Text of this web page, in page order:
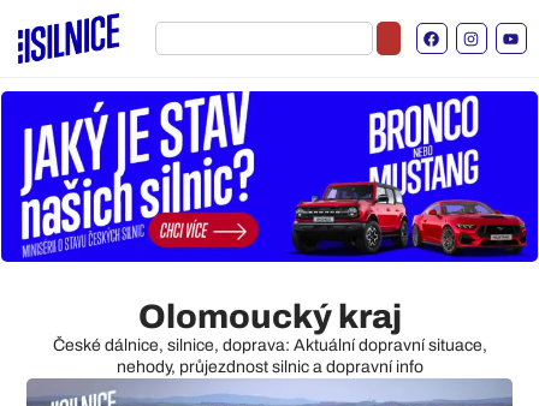
Olomoucký kraj
České dálnice, silnice, doprava: Aktuální dopravní situace,
nehody, průjezdnost silnic a dopravní info